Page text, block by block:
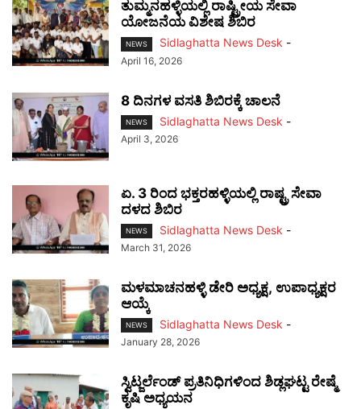
ತುಮ್ಮನಹಳ್ಳಿಯಲ್ಲಿ ರಾಷ್ಟ್ರೀಯ ಸೇವಾ
ಯೋಜನೆಯ ವಿಶೇಷ ಶಿಬಿರ
NEWS Sidlaghatta News Desk -
April 16, 2026
8 ದಿನಗಳ ವಸತಿ ಶಿಬಿರಕ್ಕೆ ಚಾಲನೆ
NEWS Sidlaghatta News Desk -
April 3, 2026
ಏ. 3 ರಿಂದ ಭಕ್ತರಹಳ್ಳಿಯಲ್ಲಿ ರಾಷ್ಟ್ರ ಸೇವಾ
ದಳದ ಶಿಬಿರ
NEWS Sidlaghatta News Desk -
March 31, 2026
ಮಳಮಾಚನಹಳ್ಳಿ ಡೇರಿ ಅಧ್ಯಕ್ಷ, ಉಪಾಧ್ಯಕ್ಷರ
ಆಯ್ಕೆ
NEWS Sidlaghatta News Desk -
January 28, 2026
ಸ್ವಿಟ್ಜರ್ಲೆಂಡ್‌ ಪ್ರತಿನಿಧಿಗಳಿಂದ ಶಿಡ್ಲಘಟ್ಟ ರೇಷ್ಮೆ
ಕೃಷಿ ಅಧ್ಯಯನ